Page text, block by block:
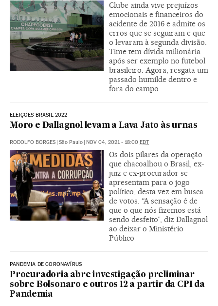
Clube ainda vive prejuízos
emocionais e financeiros do
acidente de 2016 e admite os
erros que se seguiram e que
o levaram à segunda divisão.
Time tem dívida milionária
após ser exemplo no futebol
brasileiro. Agora, resgata um
passado humilde dentro e
fora do campo
ELEIÇÕES BRASIL 2022
Moro e Dallagnol levam a Lava Jato às urnas
RODOLFO BORGES São Paulo NOV 04, 2021 - 18:00 EDT
Os dois pilares da operação
que chacoalhou o Brasil, ex-
juiz e ex-procurador se
apresentam para o jogo
político, desta vez em busca
de votos. “A sensação é de
que o que nós fizemos está
sendo desfeito”, diz Dallagnol
ao deixar o Ministério
Público
PANDEMIA DE CORONAVÍRUS
Procuradoria abre investigação preliminar
sobre Bolsonaro e outros 12 a partir da CPI da
Pandemia